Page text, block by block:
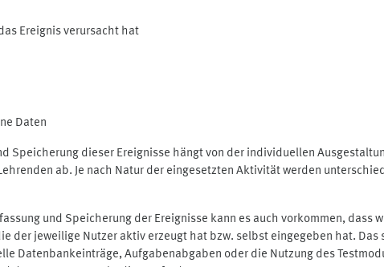
Ereignis verursacht hat
Daten
Speicherung dieser Ereignisse hängt von der individuellen
ab. Je nach Natur der eingesetzten Aktivität werden
und Speicherung der Ereignisse kann es auch vorkommen,
der jeweilige Nutzer aktiv erzeugt hat bzw. selbst eingegeben hat.
Datenbankeinträge, Aufgabenabgaben oder die Nutzung des